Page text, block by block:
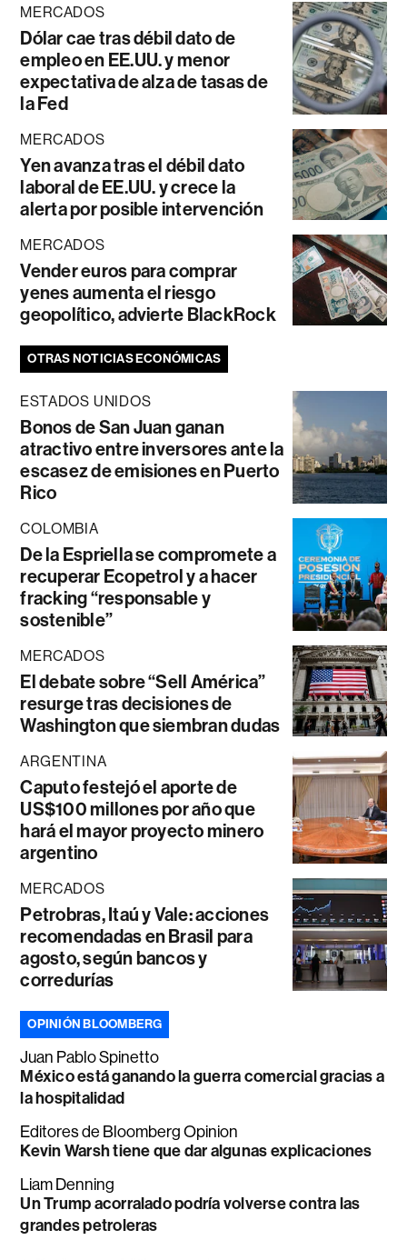
MERCADOS
Dólar cae tras débil dato de
empleo en EE.UU. y menor
expectativa de alza de tasas de
la Fed
MERCADOS
Yen avanza tras el débil dato
laboral de EE.UU. y crece la
alerta por posible intervención
MERCADOS
Vender euros para comprar
yenes aumenta el riesgo
geopolítico, advierte BlackRock
OTRAS NOTICIAS ECONÓMICAS
ESTADOS UNIDOS
Bonos de San Juan ganan
atractivo entre inversores ante la
escasez de emisiones en Puerto
Rico
COLOMBIA
De la Espriella se compromete a
recuperar Ecopetrol y a hacer
fracking “responsable y
sostenible”
MERCADOS
El debate sobre “Sell América”
resurge tras decisiones de
Washington que siembran dudas
ARGENTINA
Caputo festejó el aporte de
US$100 millones por año que
hará el mayor proyecto minero
argentino
MERCADOS
Petrobras, Itaú y Vale: acciones
recomendadas en Brasil para
agosto, según bancos y
corredurías
OPINIÓN BLOOMBERG
Juan Pablo Spinetto
México está ganando la guerra comercial gracias a
la hospitalidad
Editores de Bloomberg Opinion
Kevin Warsh tiene que dar algunas explicaciones
Liam Denning
Un Trump acorralado podría volverse contra las
grandes petroleras